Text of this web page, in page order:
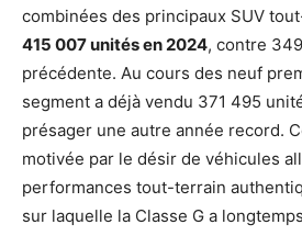
combinées des principaux SUV
415 007 unités en 2024, contre
précédente. Au cours des neuf
segment a déjà vendu 371 495
présager une autre année record.
motivée par le désir de véhicules
performances tout-terrain
sur laquelle la Classe G a